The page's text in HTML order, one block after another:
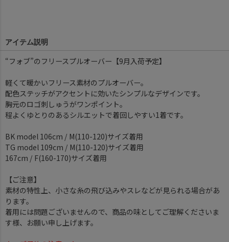
アイテム説明
“フォブ”のフリースプルオーバー【9月入荷予定】
軽くて暖かいフリース素材のプルオーバー。
配色ステッチがアクセントに効いたシンプルなデザインです。
胸元のロゴ刺しゅうがワンポイント。
程よくゆとりのあるシルエットで着回しやすい1着です。
BK model 106cm / M(110-120)サイズ着用
TG model 109cm / M(110-120)サイズ着用
167cm / F(160-170)サイズ着用
【ご注意】
素材の特性上、小さな糸の飛び込みやスレなどが見られる場合があ
ります。
着用には問題ございませんので、商品の味としてご理解くださいま
す様、お願い申し上げます。